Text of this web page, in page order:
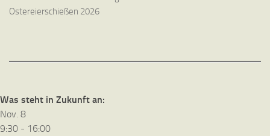
Ostereierschießen 2026
Was steht in Zukunft an:
Nov. 8
9:30 - 16:00